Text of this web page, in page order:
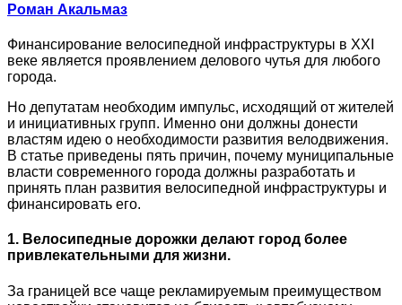
Роман Акальмаз
Финансирование велосипедной инфраструктуры в XXI
веке является проявлением делового чутья для любого
города.
Но депутатам необходим импульс, исходящий от жителей
и инициативных групп. Именно они должны донести
властям идею о необходимости развития велодвижения.
В статье приведены пять причин, почему муниципальные
власти современного города должны разработать и
принять план развития велосипедной инфраструктуры и
финансировать его.
1. Велосипедные дорожки делают город более
привлекательными для жизни.
За границей все чаще рекламируемым преимуществом